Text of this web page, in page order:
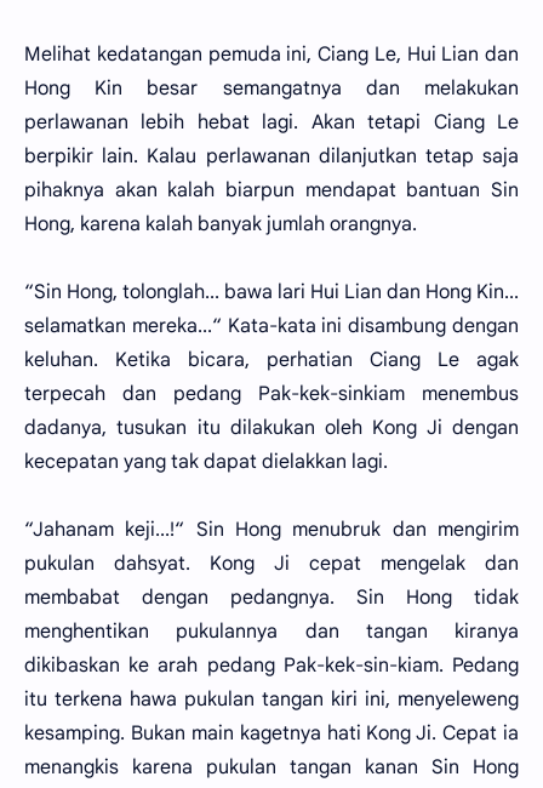
Melihat kedatangan pemuda ini, Ciang Le, Hui Lian dan
Hong Kin besar semangatnya dan melakukan
perlawanan lebih hebat lagi. Akan tetapi Ciang Le
berpikir lain. Kalau perlawanan dilanjutkan tetap saja
pihaknya akan kalah biarpun mendapat bantuan Sin
Hong, karena kalah banyak jumlah orangnya.
“Sin Hong, tolonglah... bawa lari Hui Lian dan Hong Kin...
selamatkan mereka...“ Kata-kata ini disambung dengan
keluhan. Ketika bicara, perhatian Ciang Le agak
terpecah dan pedang Pak-kek-sinkiam menembus
dadanya, tusukan itu dilakukan oleh Kong Ji dengan
kecepatan yang tak dapat dielakkan lagi.
“Jahanam keji...!“ Sin Hong menubruk dan mengirim
pukulan dahsyat. Kong Ji cepat mengelak dan
membabat dengan pedangnya. Sin Hong tidak
menghentikan pukulannya dan tangan kiranya
dikibaskan ke arah pedang Pak-kek-sin-kiam. Pedang
itu terkena hawa pukulan tangan kiri ini, menyeleweng
kesamping. Bukan main kagetnya hati Kong Ji. Cepat ia
menangkis karena pukulan tangan kanan Sin Hong